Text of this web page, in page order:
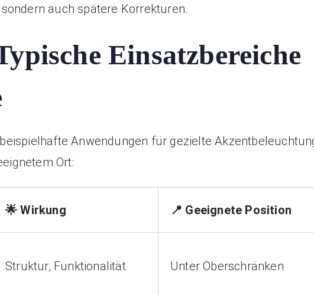
auch spätere Korrekturen.
Einsatzbereiche
Anwendungen für gezielte
Ort:
🌟 Wirkung 📍 Geeignete Position
Struktur, Funktionalität Unter Oberschränken